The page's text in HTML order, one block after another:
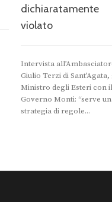
dichiaratamente
violato
Intervista
Giulio Terzi di Sant’Agata,
Ministro degli Esteri con il
Governo Monti: “serve
strategia di regole...